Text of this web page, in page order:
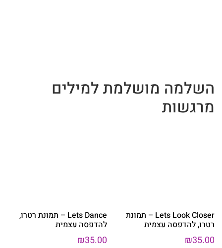
השלמה מושלמת למילים
מרגשות
Lets Look Closer – תמונת
רטרו, להדפסה עצמית
₪35.00
Lets Dance – תמונת רטרו,
להדפסה עצמית
₪35.00